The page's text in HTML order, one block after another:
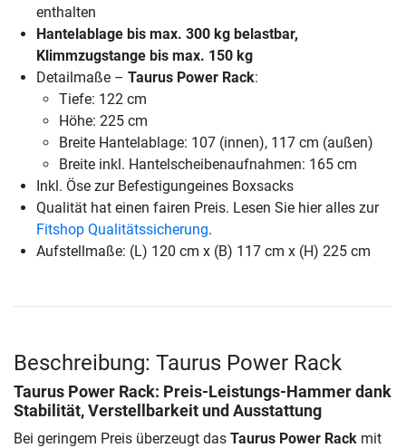
enthalten
Hantelablage bis max. 300 kg belastbar,
Klimmzugstange bis max. 150 kg
Detailmaße – Taurus Power Rack:
Tiefe: 122 cm
Höhe: 225 cm
Breite Hantelablage: 107 (innen), 117 cm (außen)
Breite inkl. Hantelscheibenaufnahmen: 165 cm
Inkl. Öse zur Befestigungeines Boxsacks
Qualität hat einen fairen Preis. Lesen Sie hier alles zur
Fitshop Qualitätssicherung.
Aufstellmaße: (L) 120 cm x (B) 117 cm x (H) 225 cm
Beschreibung: Taurus Power Rack
Taurus Power Rack: Preis-Leistungs-Hammer dank
Stabilität, Verstellbarkeit und Ausstattung
Bei geringem Preis überzeugt das Taurus Power Rack mit